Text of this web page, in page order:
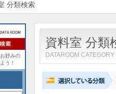
分類検索
資料室 分類
DATAROOM
好みの
う！